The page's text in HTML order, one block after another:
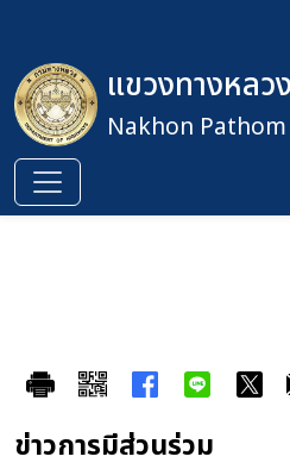
แขวงทางหล
Nakhon
ข่าวการมีส่วนร่วม